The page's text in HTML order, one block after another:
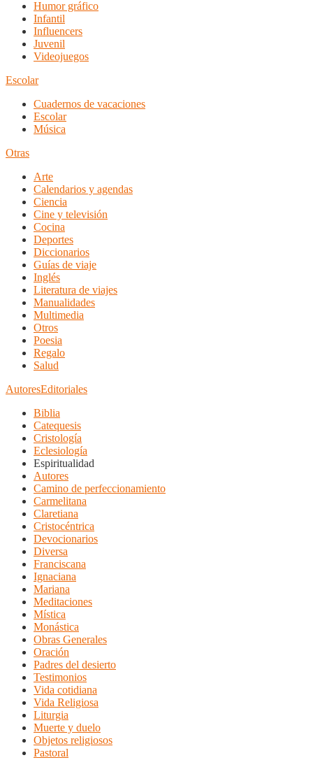
Humor gráfico
Infantil
Influencers
Juvenil
Videojuegos
Escolar
Cuadernos de vacaciones
Escolar
Música
Otras
Arte
Calendarios y agendas
Ciencia
Cine y televisión
Cocina
Deportes
Diccionarios
Guías de viaje
Inglés
Literatura de viajes
Manualidades
Multimedia
Otros
Poesia
Regalo
Salud
AutoresEditoriales
Biblia
Catequesis
Cristología
Eclesiología
Espiritualidad
Autores
Camino de perfeccionamiento
Carmelitana
Claretiana
Cristocéntrica
Devocionarios
Diversa
Franciscana
Ignaciana
Mariana
Meditaciones
Mística
Monástica
Obras Generales
Oración
Padres del desierto
Testimonios
Vida cotidiana
Vida Religiosa
Liturgia
Muerte y duelo
Objetos religiosos
Pastoral